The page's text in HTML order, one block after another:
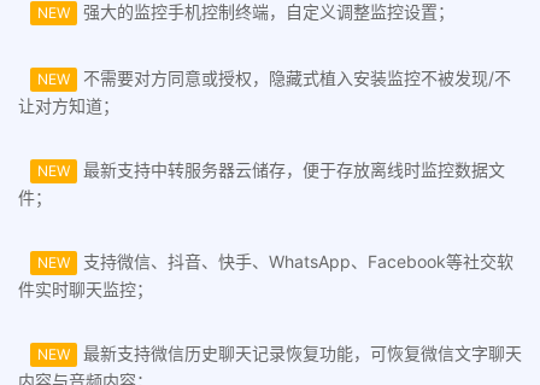
NEW 强大的监控手机控制终端，自定义调整监控设置；
NEW
不需要对方同意或授权，隐藏式植入安装监控不被发现/不
让对方知道；
NEW
最新支持中转服务器云储存，便于存放离线时监控数据文
件；
NEW
支持微信、抖音、快手、WhatsApp、Facebook等社交软
件实时聊天监控；
NEW
最新支持微信历史聊天记录恢复功能，可恢复微信文字聊天
内容与音频内容；